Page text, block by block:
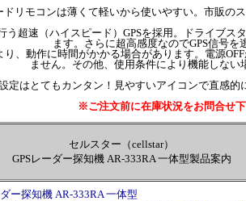
ドリモコンは薄くて軽いから使いやすい。市販の
う超速（ハイスピード）GPSを採用。ドライブス
ます。さらに超高感度なのでGPS信号を
、動作に時間がかかる場合があります。電源
ません。その他、使用条件により機能しない
定はとてもカンタン！見やすいアイコンで直感的
※ご注文前に在庫状況をお問合せ下
セルスター（cellstar）
GPSレーダー探知機 AR-333RA 一体型製品案内
ー探知機 AR-333RA 一体型